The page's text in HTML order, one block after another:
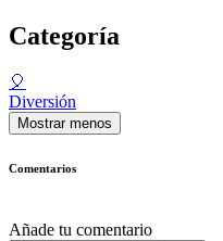
Categoría
🎈
Diversión
Mostrar menos
Comentarios
Añade tu comentario